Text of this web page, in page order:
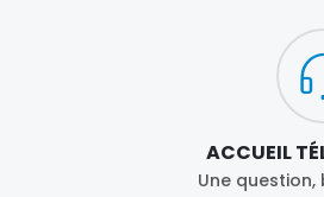
ACCUEIL
Une question,